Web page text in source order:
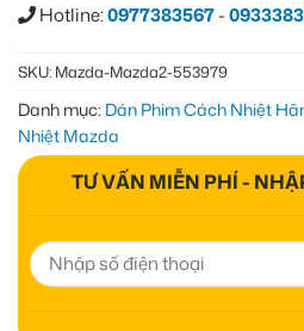
Hotline:0977383567-
SKU: Mazda-Mazda2-553979
Danh mục: Dán Phim Cách Nhiệt
Nhiệt Mazda
TƯ VẤN MIỄN PHÍ -